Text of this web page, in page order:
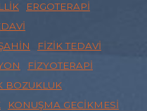
ERGOTERAPI
FIZIK TEDAVI
FIZYOTERAPI
BOZUKLUK
KONUŞMA GECIKMESI